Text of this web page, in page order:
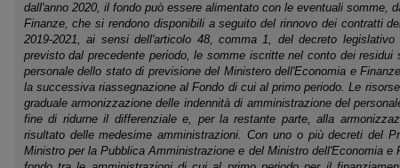
dall'anno 2020, il fondo può essere alimentato con le eventuali somme,
Finanze, che si rendono disponibili a seguito del rinnovo dei contratti
2019-2021, ai sensi dell'articolo 48, comma 1, del decreto
previsto dal precedente periodo, le somme iscritte nel conto dei
personale dello stato di previsione del Ministero dell'Economia e
la successiva riassegnazione al Fondo di cui al primo periodo. Le
graduale armonizzazione delle indennità di amministrazione del
fine di ridurne il differenziale e, per la restante parte, alla
risultato delle medesime amministrazioni. Con uno o più decreti del
Ministro per la Pubblica Amministrazione e del Ministro dell'Economia